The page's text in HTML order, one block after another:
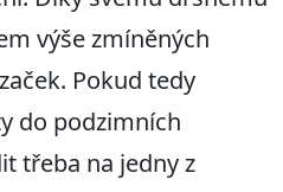
výše zmíněných
Pokud tedy
do podzimních
třeba na jedny z